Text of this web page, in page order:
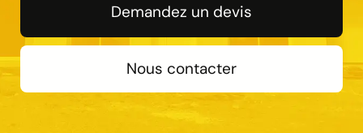
Demandez un devis
Nous contacter